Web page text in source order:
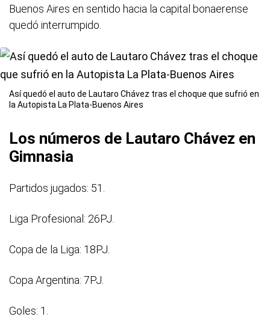
Buenos Aires en sentido hacia la capital bonaerense
quedó interrumpido.
Así quedó el auto de Lautaro Chávez tras el choque que sufrió en
la Autopista La Plata-Buenos Aires
Los números de Lautaro Chávez en
Gimnasia
Partidos jugados: 51.
Liga Profesional: 26PJ.
Copa de la Liga: 18PJ.
Copa Argentina: 7PJ.
Goles: 1.